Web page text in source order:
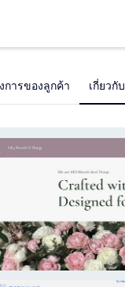
การของลูกค้า เกี่ยวกับ
Wreath And Things